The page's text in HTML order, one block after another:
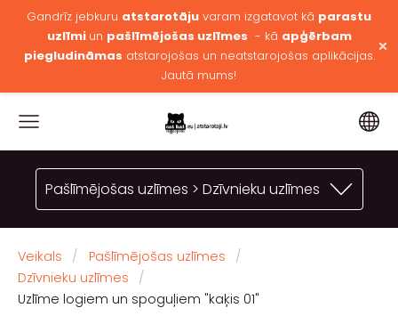
Gandrīz jebkuru atstarotāju varam izgatavot kā parastu
uzlīmi un pašlīmējošas uzlīmes - kā apģērbam
piegludināmas atstarojošas un neatstarojošas aplikācijas.
Jautā mums!
×
Pašlīmējošas uzlīmes > Dzīvnieku uzlīmes
Veikals
Pašlīmējošas uzlīmes
Dzīvnieku uzlīmes
Uzlīme logiem un spoguļiem "kaķis 01"